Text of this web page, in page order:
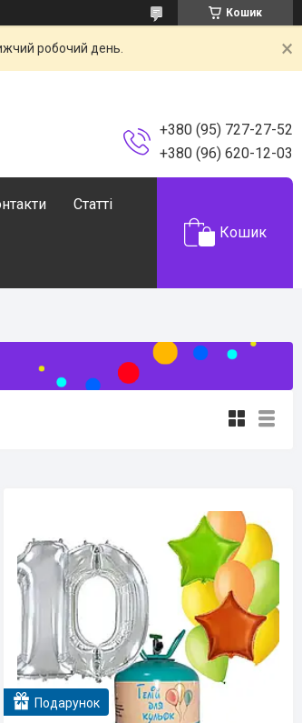
Кошик
робочий день.
+380 (95) 727-27-52
+380 (96) 620-12-03
Статті
Кошик
Подарунок